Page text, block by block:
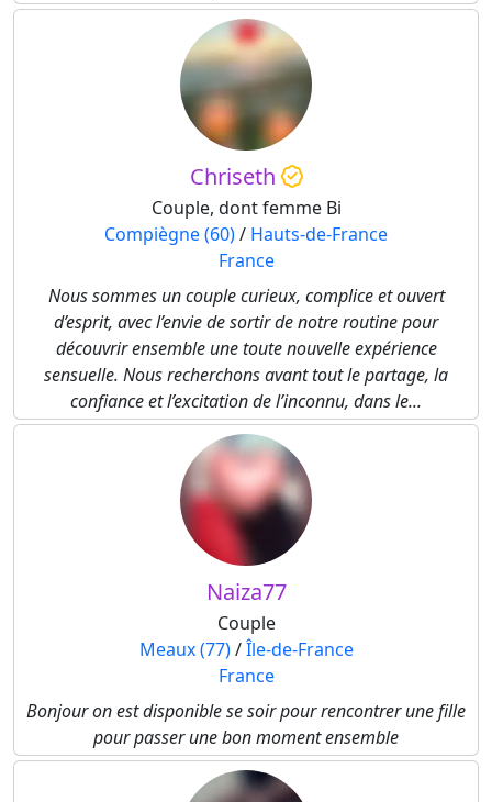
Chriseth
Couple, dont femme Bi
Compiègne (60)/ Hauts-de-France
France
Nous sommes un couple curieux, complice et ouvert
d’esprit, avec l’envie de sortir de notre routine pour
découvrir ensemble une toute nouvelle expérience
sensuelle. Nous recherchons avant tout le partage, la
confiance et l’excitation de l’inconnu, dans le...
Naiza77
Couple
Meaux (77)/Île-de-France
France
Bonjour on est disponible se soir pour rencontrer une fille
pour passer une bon moment ensemble